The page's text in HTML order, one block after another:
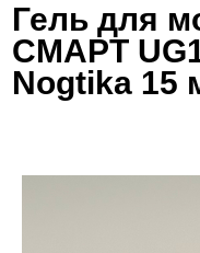
Гель для
СМАРТ
Nogtika 15